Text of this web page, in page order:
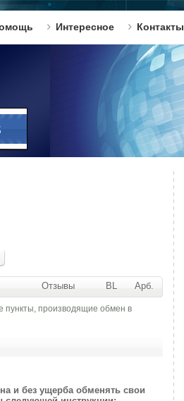
Интересное Контакты
Отзывы BL Арб.
пункты, производящие обмен в
и без ущерба обменять свои